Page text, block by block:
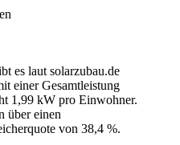
es laut solarzubau.de
einer Gesamtleistung
1,99 kW pro Einwohner.
über einen
von 38,4 %.